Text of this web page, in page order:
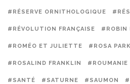
#RÉSERVE ORNITHOLOGIQUE
#RÉVOLUTION FRANÇAISE #ROBIN
#ROMÉO ET JULIETTE #ROSA
#ROSALIND FRANKLIN #ROUMANIE
#SANTÉ #SATURNE #SAUMON